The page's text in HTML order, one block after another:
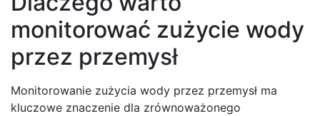
monitorować zużycie wody
przez przemysł
Monitorowanie zużycia wody przez przemysł ma
kluczowe znaczenie dla zrównoważonego